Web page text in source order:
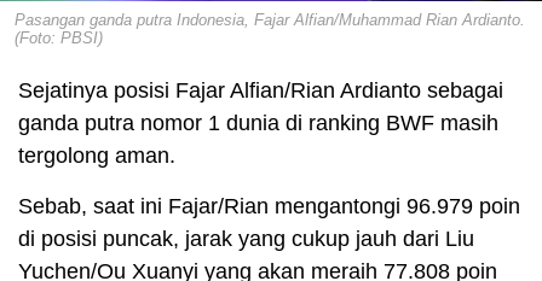
Pasangan ganda putra Indonesia, Fajar Alfian/Muhammad Rian Ardianto.
(Foto: PBSI)
Sejatinya posisi Fajar Alfian/Rian Ardianto sebagai
ganda putra nomor 1 dunia di ranking BWF masih
tergolong aman.
Sebab, saat ini Fajar/Rian mengantongi 96.979 poin
di posisi puncak, jarak yang cukup jauh dari Liu
Yuchen/Ou Xuanyi yang akan meraih 77.808 poin